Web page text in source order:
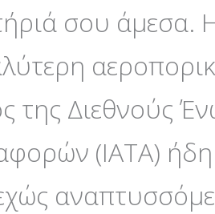
σου άμεσα.
της Διεθνούς
(IATA) ήδη